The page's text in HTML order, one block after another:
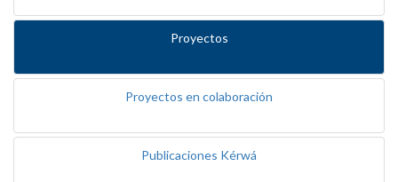
Proyectos
Proyectos en colaboración
Publicaciones Kérwá